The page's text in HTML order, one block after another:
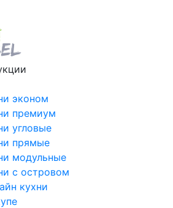
эконом
премиум
угловые
прямые
модульные
с островом
кухни